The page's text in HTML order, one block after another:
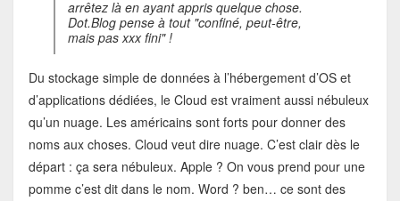
arrêtez là en ayant appris quelque chose.
Dot.Blog pense à tout "confiné, peut-être,
mais pas xxx fini" !
Du stockage simple de données à l’hébergement d’OS et
d’applications dédiées, le Cloud est vraiment aussi nébuleux
qu’un nuage. Les américains sont forts pour donner des
noms aux choses. Cloud veut dire nuage. C’est clair dès le
départ : ça sera nébuleux. Apple ? On vous prend pour une
pomme c’est dit dans le nom. Word ? ben… ce sont des